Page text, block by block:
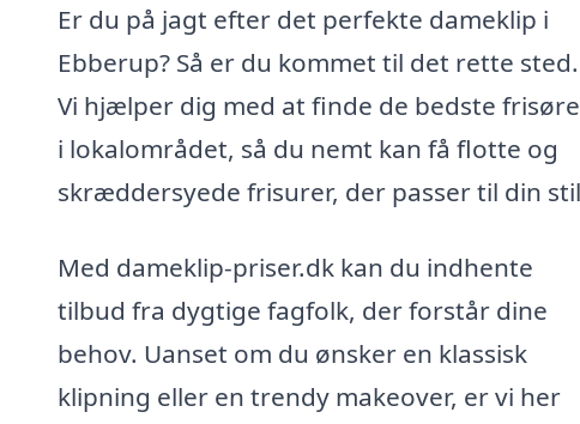
Er du på jagt efter det perfekte dameklip i
Ebberup? Så er du kommet til det rette sted.
Vi hjælper dig med at finde de bedste
i lokalområdet, så du nemt kan få flotte og
skræddersyede frisurer, der passer til din
Med dameklip-priser.dk kan du indhente
tilbud fra dygtige fagfolk, der forstår dine
behov. Uanset om du ønsker en klassisk
klipning eller en trendy makeover, er vi her